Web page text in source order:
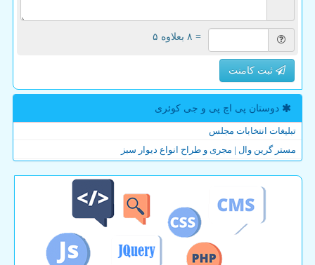
= ۸ بعلاوه ۵
ثبت کامنت
دوستان پی اچ پی و جی كوئری
تبلیغات انتخابات مجلس
مستر گرین وال | مجری و طراح انواع دیوار سبز